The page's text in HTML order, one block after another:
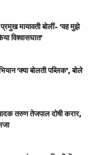
मायावती बोलीं- ‘वह मुझे
विश्वासघात’
‘क्या बोलती पब्लिक’, बोले
तरुण तेजपाल दोषी करार,